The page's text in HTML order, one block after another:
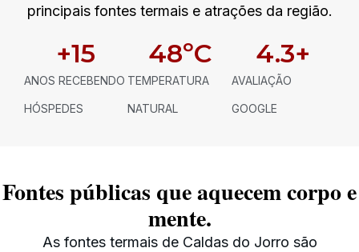
principais fontes termais e atrações da região.
ANOS RECEBENDO
HÓSPEDES
+15
TEMPERATURA
NATURAL
48ºC
AVALIAÇÃO
GOOGLE
4.3+
Fontes públicas que aquecem corpo e
mente.
As fontes termais de Caldas do Jorro são